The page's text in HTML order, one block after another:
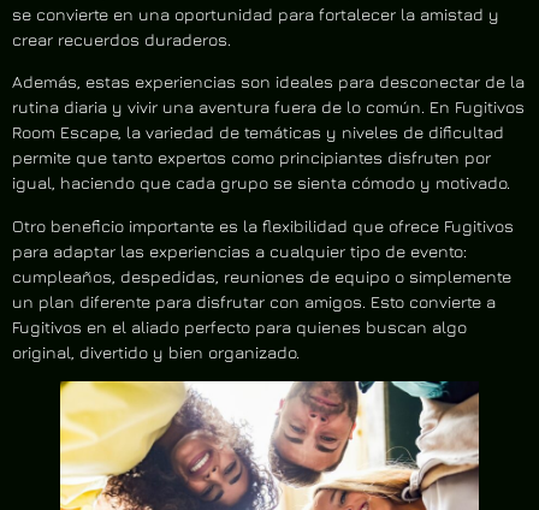
se convierte en una oportunidad para fortalecer la amistad y
crear recuerdos duraderos.
Además, estas experiencias son ideales para desconectar de la
rutina diaria y vivir una aventura fuera de lo común. En Fugitivos
Room Escape, la variedad de temáticas y niveles de dificultad
permite que tanto expertos como principiantes disfruten por
igual, haciendo que cada grupo se sienta cómodo y motivado.
Otro beneficio importante es la flexibilidad que ofrece Fugitivos
para adaptar las experiencias a cualquier tipo de evento:
cumpleaños, despedidas, reuniones de equipo o simplemente
un plan diferente para disfrutar con amigos. Esto convierte a
Fugitivos en el aliado perfecto para quienes buscan algo
original, divertido y bien organizado.